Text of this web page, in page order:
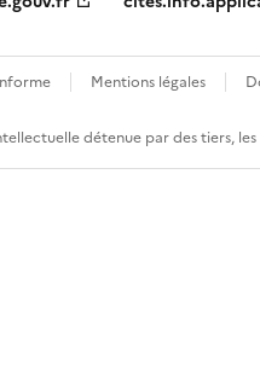
Mentions légales
détenue par des tiers,